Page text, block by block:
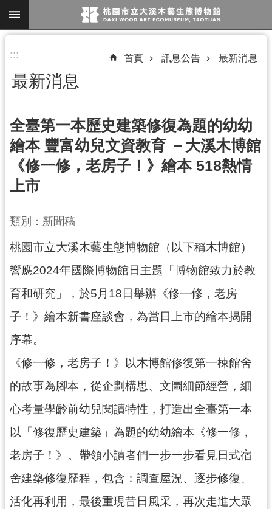
跳到主要內容區塊
搜
尋
觀
資
展
覽
便
服
務
活
動
究
學
習
源
認
識
::: 首頁 訊息公告 最新消息
最新消息
全臺第一本歷史建築修復為題的幼幼
繪本 豐富幼兒文資教育 －大溪木博館
《修一修，老房子！》繪本 518熱情
上市
類別：新聞稿
桃園市立大溪木藝生態博物館（以下稱木博館）
響應2024年國際博物館日主題「博物館致力於教
育和研究」，於5月18日舉辦《修一修，老房
子！》繪本新書座談會，為當日上市的繪本揭開
序幕。
《修一修，老房子！》以木博館修復第一棟館舍
的故事為腳本，從企劃構思、文圖細節經營，細
心考量學齡前幼兒閱讀特性，打造出全臺第一本
以「修復歷史建築」為題的幼幼繪本《修一修，
老房子！》。帶領小讀者們一步一步看見日式宿
舍建築修復歷程，包含：調查屋況、逐步修復、
活化再利用，最後重現昔日風采，再次走進大眾